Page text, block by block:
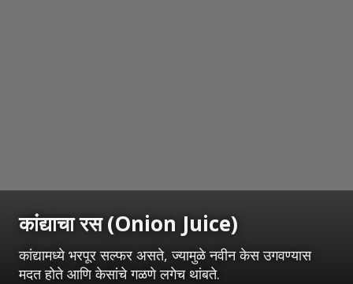
कांद्याचा रस (Onion Juice)
कांद्यामध्ये भरपूर सल्फर असते, ज्यामुळे नवीन केस उगवण्यास
मदत होते आणि केसांचे गळणे लगेच थांबते.